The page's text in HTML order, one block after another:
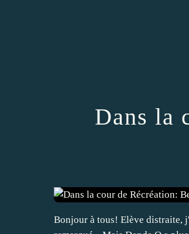
Dans la
Bonjour à tous! Elève distraite,